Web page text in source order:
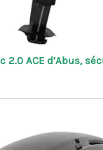
2.0 ACE d’Abus,